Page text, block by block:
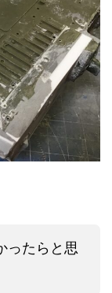
ったらと思